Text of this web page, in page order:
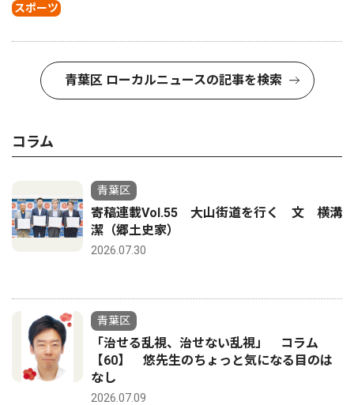
スポーツ
青葉区 ローカルニュースの記事を検索
コラム
青葉区
寄稿連載Vol.55 大山街道を行く 文 横溝
潔（郷土史家）
2026.07.30
青葉区
「治せる乱視、治せない乱視」 コラム
【60】 悠先生のちょっと気になる目のは
なし
2026.07.09